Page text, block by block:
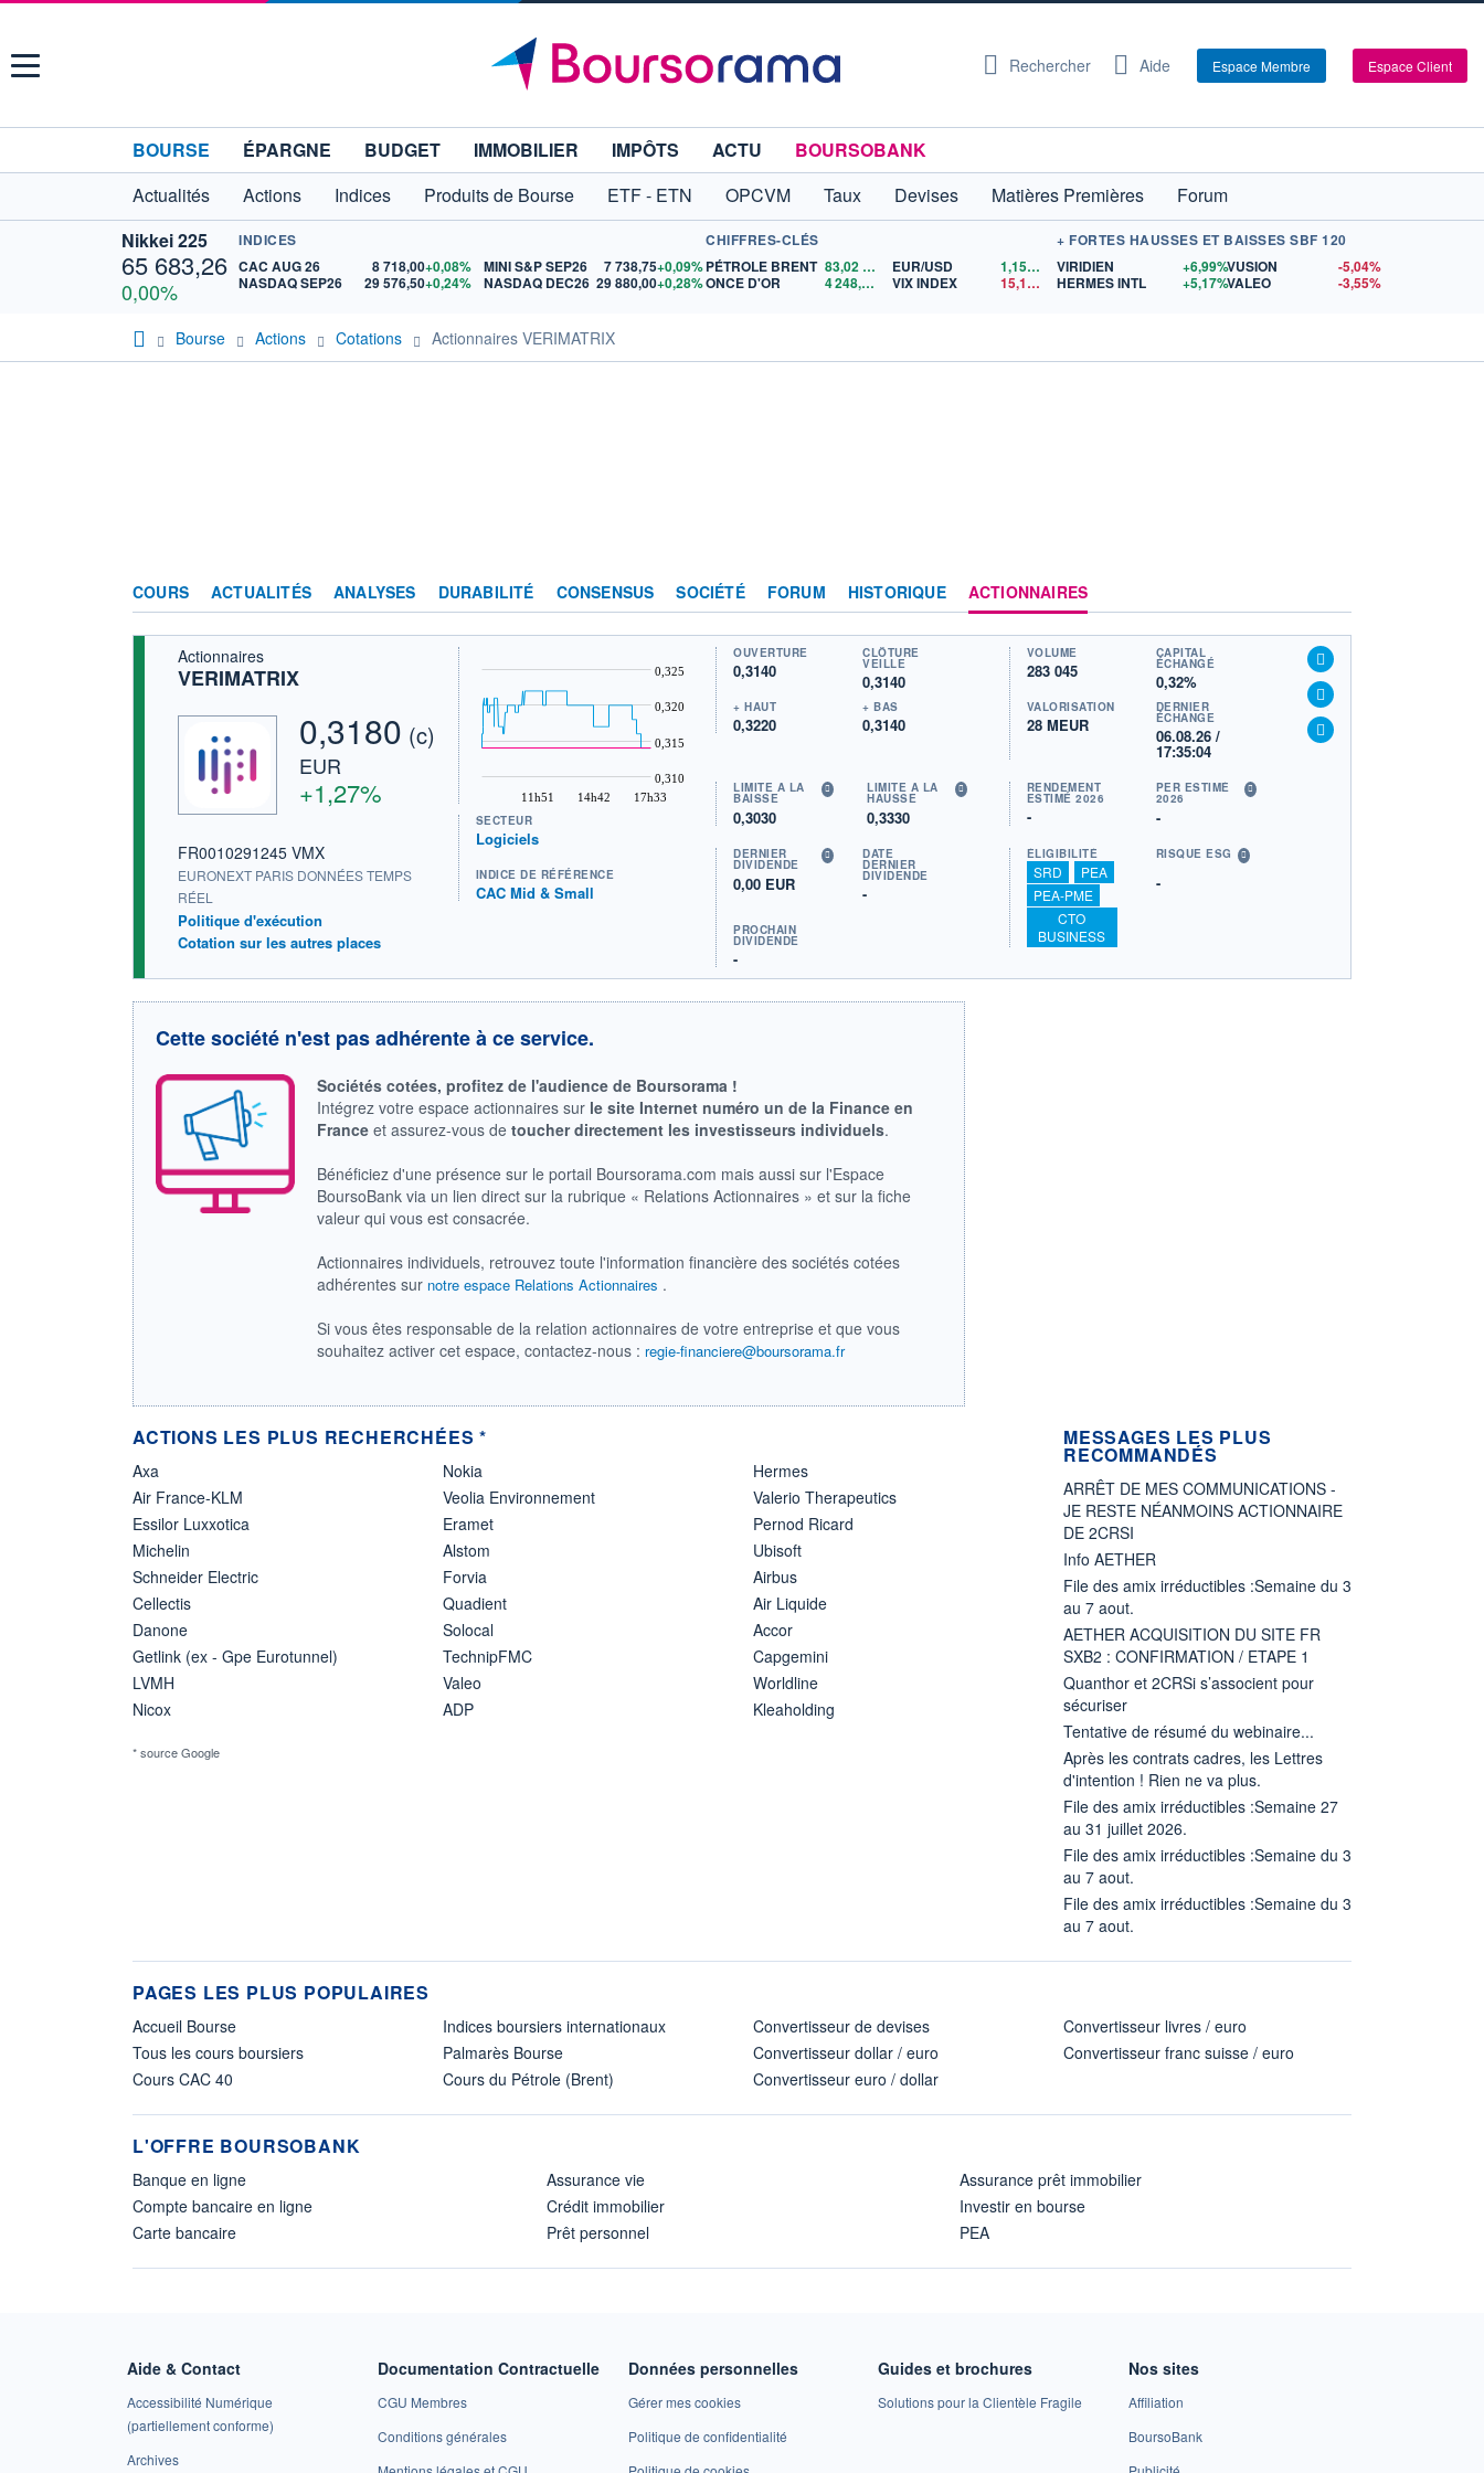
Menu Rechercher Aide Espace Membre Espace Client
BOURSE ÉPARGNE BUDGET IMMOBILIER IMPÔTS ACTU
BOURSOBANK
Actualités
Actions Indices Produits de Bourse ETF - ETN OPCVM Taux Devises Matières Premières
Forum
Nikkei 225
65 683,26
0,00%
INDICES
CAC AUG 26
8 718,00+0,08%
NASDAQ SEP26
29 576,50+0,24%
MINI S&P SEP26 7 738,75+0,09%
NASDAQ DEC26 29 880,00+0,28%
CHIFFRES-CLÉS
PÉTROLE BRENT 83,02
ONCE D'OR
4 248,84 $US
EUR/USD 1,1524
$US
VIX INDEX
15,15$US
+ FORTES HAUSSES ET BAISSES SBF 120
VIRIDIEN
+6,99%
HERMES INTL
+5,17%
VUSION
-5,04%
VALEO
-3,55%
Bourse Actions Cotations Actionnaires VERIMATRIX
COURS ACTUALITÉS ANALYSES DURABILITÉ CONSENSUS SOCIÉTÉ FORUM HISTORIQUE ACTIONNAIRES
Actionnaires
VERIMATRIX
0,3180 (c)
EUR
+1,27%
FR0010291245 VMX
EURONEXT PARIS DONNÉES TEMPS
RÉEL
Politique d'exécution
Cotation sur les autres places
11h51 14h42 17h33
0,310
0,315
0,320
0,325
SECTEUR
Logiciels
INDICE DE RÉFÉRENCE
CAC Mid & Small
OUVERTURE
0,3140
CLÔTURE
VEILLE
0,3140
+ HAUT
0,3220
+ BAS
0,3140
VOLUME
283 045
CAPITAL
ÉCHANGÉ
0,32%
VALORISATION
28 MEUR
DERNIER
ÉCHANGE
06.08.26 /
17:35:04
LIMITE À LA
BAISSE
0,3030
LIMITE À LA
HAUSSE
0,3330
RENDEMENT
ESTIMÉ 2026
-
PER ESTIMÉ
2026
-
DERNIER
DIVIDENDE
0,00 EUR
DATE
DERNIER
DIVIDENDE
-
PROCHAIN
DIVIDENDE
-
ÉLIGIBILITÉ
SRD
PEA
PEA-PME
CTO
BUSINESS
RISQUE ESG
-
Cette société n'est pas adhérente à ce service.
Sociétés cotées, profitez de l'audience de Boursorama !
Intégrez votre espace actionnaires sur le site Internet numéro un de la Finance en
France et assurez-vous detoucher directement les investisseurs individuels.
Bénéficiez d'une présence sur le portail Boursorama.com mais aussi sur l'Espace
BoursoBank via un lien direct sur la rubrique « Relations Actionnaires » et sur la fiche
valeur qui vous est consacrée.
Actionnaires individuels, retrouvez toute l'information financière des sociétés cotées
adhérentes sur notre espace Relations Actionnaires .
Si vous êtes responsable de la relation actionnaires de votre entreprise et que vous
souhaitez activer cet espace, contactez-nous : regie-financiere@boursorama.fr
ACTIONS LES PLUS RECHERCHÉES *
Axa
Air France-KLM
Essilor Luxxotica
Michelin
Schneider Electric
Cellectis
Danone
Getlink (ex - Gpe Eurotunnel)
LVMH
Nicox
Nokia
Veolia Environnement
Eramet
Alstom
Forvia
Quadient
Solocal
TechnipFMC
Valeo
ADP
Hermes
Valerio Therapeutics
Pernod Ricard
Ubisoft
Airbus
Air Liquide
Accor
Capgemini
Worldline
Kleaholding
* source Google
MESSAGES LES PLUS
RECOMMANDÉS
ARRÊT DE MES COMMUNICATIONS -
JE RESTE NÉANMOINS ACTIONNAIRE
DE 2CRSI
Info AETHER
File des amix irréductibles :Semaine du 3
au 7 aout.
AETHER ACQUISITION DU SITE FR
SXB2 : CONFIRMATION / ETAPE 1
Quanthor et 2CRSi s’associent pour
sécuriser
Tentative de résumé du webinaire...
Après les contrats cadres, les Lettres
d'intention ! Rien ne va plus.
File des amix irréductibles :Semaine 27
au 31 juillet 2026.
File des amix irréductibles :Semaine du 3
au 7 aout.
File des amix irréductibles :Semaine du 3
au 7 aout.
PAGES LES PLUS POPULAIRES
Accueil Bourse
Tous les cours boursiers
Cours CAC 40
Indices boursiers internationaux
Palmarès Bourse
Cours du Pétrole (Brent)
Convertisseur de devises
Convertisseur dollar / euro
Convertisseur euro / dollar
Convertisseur livres / euro
Convertisseur franc suisse / euro
L'OFFRE BOURSOBANK
Banque en ligne
Compte bancaire en ligne
Carte bancaire
Assurance vie
Crédit immobilier
Prêt personnel
Assurance prêt immobilier
Investir en bourse
PEA
Aide & Contact
Accessibilité Numérique
(partiellement conforme)
Archives
Documentation Contractuelle
CGU Membres
Conditions générales
Données personnelles
Gérer mes cookies
Politique de confidentialité
Guides et brochures
Solutions pour la Clientèle Fragile
Nos sites
Affiliation
BoursoBank